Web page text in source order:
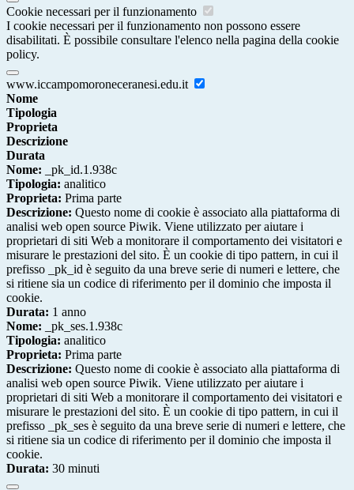
Cookie necessari per il funzionamento
I cookie necessari per il funzionamento non possono essere
disabilitati. È possibile consultare l'elenco nella pagina della cookie
policy.
www.iccampomoroneceranesi.edu.it
Nome
Tipologia
Proprieta
Descrizione
Durata
Nome: _pk_id.1.938c
Tipologia: analitico
Proprieta: Prima parte
Descrizione: Questo nome di cookie è associato alla piattaforma di
analisi web open source Piwik. Viene utilizzato per aiutare i
proprietari di siti Web a monitorare il comportamento dei visitatori e
misurare le prestazioni del sito. È un cookie di tipo pattern, in cui il
prefisso _pk_id è seguito da una breve serie di numeri e lettere, che
si ritiene sia un codice di riferimento per il dominio che imposta il
cookie.
Durata: 1 anno
Nome: _pk_ses.1.938c
Tipologia: analitico
Proprieta: Prima parte
Descrizione: Questo nome di cookie è associato alla piattaforma di
analisi web open source Piwik. Viene utilizzato per aiutare i
proprietari di siti Web a monitorare il comportamento dei visitatori e
misurare le prestazioni del sito. È un cookie di tipo pattern, in cui il
prefisso _pk_ses è seguito da una breve serie di numeri e lettere, che
si ritiene sia un codice di riferimento per il dominio che imposta il
cookie.
Durata: 30 minuti